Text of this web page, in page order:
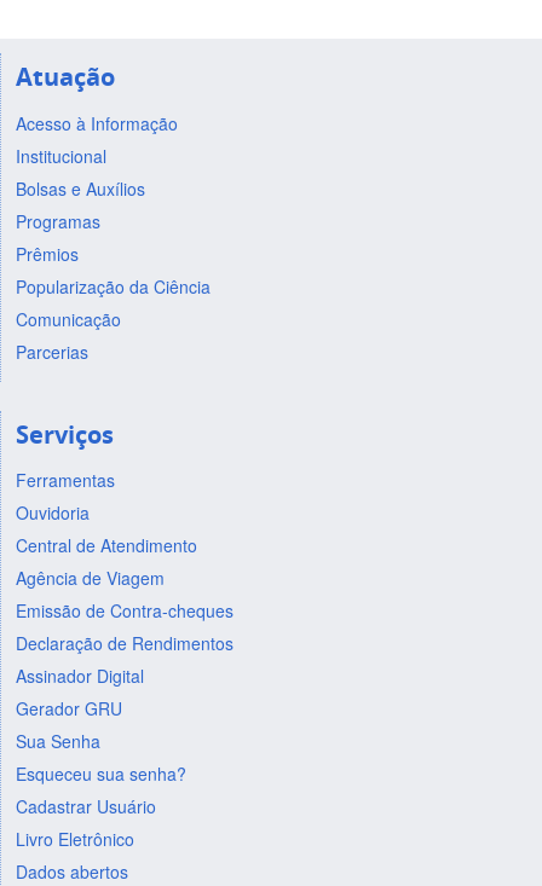
Atuação
Acesso à Informação
Institucional
Bolsas e Auxílios
Programas
Prêmios
Popularização da Ciência
Comunicação
Parcerias
Serviços
Ferramentas
Ouvidoria
Central de Atendimento
Agência de Viagem
Emissão de Contra-cheques
Declaração de Rendimentos
Assinador Digital
Gerador GRU
Sua Senha
Esqueceu sua senha?
Cadastrar Usuário
Livro Eletrônico
Dados abertos